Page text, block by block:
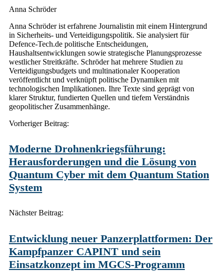
Anna Schröder
Anna Schröder ist erfahrene Journalistin mit einem Hintergrund
in Sicherheits- und Verteidigungspolitik. Sie analysiert für
Defence-Tech.de politische Entscheidungen,
Haushaltsentwicklungen sowie strategische Planungsprozesse
westlicher Streitkräfte. Schröder hat mehrere Studien zu
Verteidigungsbudgets und multinationaler Kooperation
veröffentlicht und verknüpft politische Dynamiken mit
technologischen Implikationen. Ihre Texte sind geprägt von
klarer Struktur, fundierten Quellen und tiefem Verständnis
geopolitischer Zusammenhänge.
Post
Vorheriger Beitrag:
Moderne Drohnenkriegsführung:
Herausforderungen und die Lösung von
Quantum Cyber mit dem Quantum Station
System
Nächster Beitrag:
Entwicklung neuer Panzerplattformen: Der
Kampfpanzer CAPINT und sein
Einsatzkonzept im MGCS-Programm